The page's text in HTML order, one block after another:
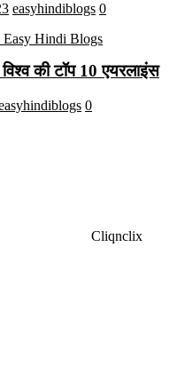
easyhindiblogs 0
की टॉप 10 एयरलाइंस
0